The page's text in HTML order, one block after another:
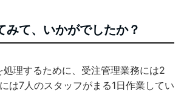
みて、いかがでしたか？
処理するために、受注管理業務には2
は7人のスタッフがまる1日作業してい